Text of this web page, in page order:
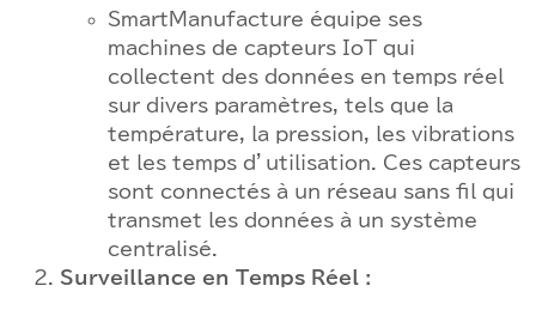
SmartManufacture équipe ses
machines de capteurs IoT qui
collectent des données en temps réel
sur divers paramètres, tels que la
température, la pression, les vibrations
et les temps d’utilisation. Ces capteurs
sont connectés à un réseau sans fil qui
transmet les données à un système
centralisé.
Surveillance en Temps Réel :